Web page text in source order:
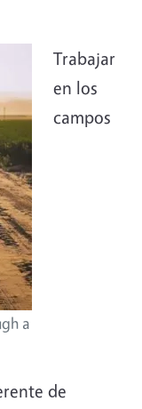
a
Trabajar
en los
campos
de